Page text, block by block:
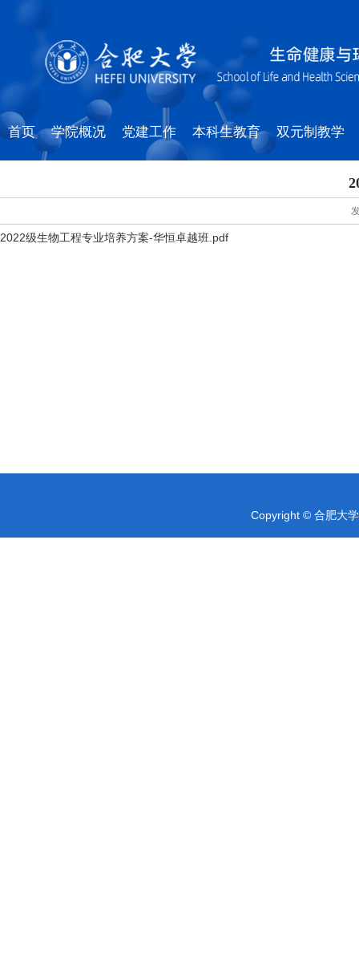
首页 学院概况 党建工作 本科生教育 双元制教学
2022级生物工程专业培养方案-华恒卓越班.pdf
Copyright © 合肥大